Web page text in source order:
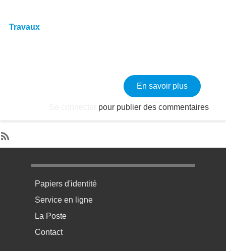
Travaux
En savoir plussur
pour publier des commentaires
SubscribeS'abonner à Travaux
Menu pratique bas de page 1
Papiers d'identité
Service en ligne
La Poste
Contact